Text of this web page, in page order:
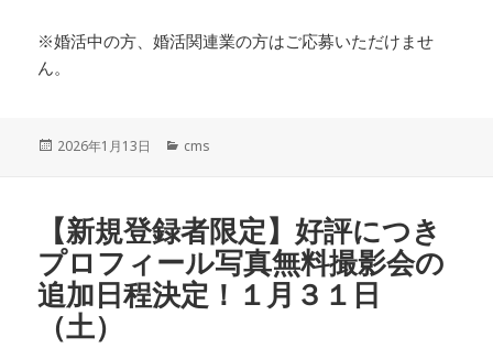
※婚活中の方、婚活関連業の方はご応募いただけませ
ん。
投
2026年1月13日
カ
ー
cms
【新規登録者限定】好評につき
プロフィール写真無料撮影会の
追加日程決定！１月３１日
（土）